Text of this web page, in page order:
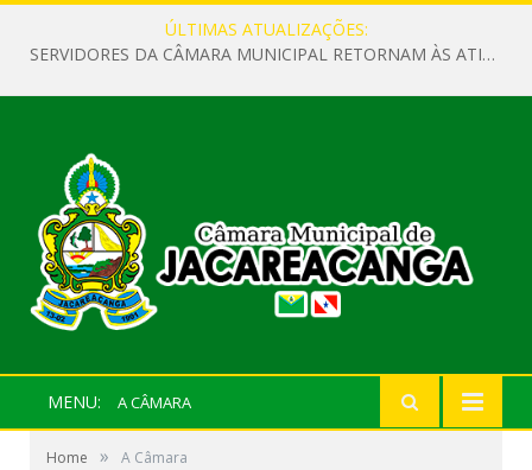
ÚLTIMAS ATUALIZAÇÕES:
SERVIDORES DA CÂMARA MUNICIPAL RETORNAM ÀS ATIVIDADES APÓS O RECESSO PARLAMENTAR
MENU: A CÂMARA
Home » A Câmara